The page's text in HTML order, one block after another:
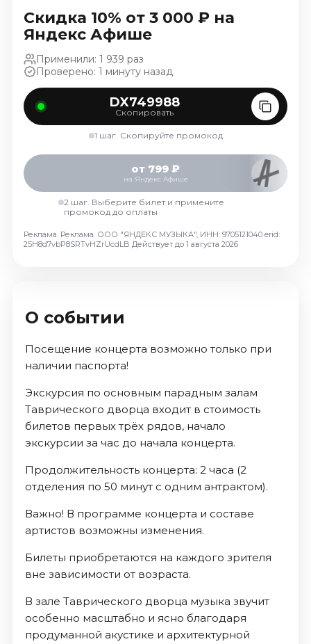
Декабрь 2026
Спорт
Август 2026
Сентябрь 2026
Декабрь 2026
Август 2026
Сентябрь 2026
Октябрь 2026
Ноябрь 2026
Декабрь 2026
Скидка 10% от 3 000 ₽ на
Яндекс Афише
Применили: 1 939 раз
Проверено: 1 минуту назад
DX749988
Скопировать
1 шаг. Скопируйте промокод
от 799 ₽
на Яндекс Афише
2 шаг. Выберите билет и примените
промокод до оплаты
Реклама. Реклама. ООО "ЯНДЕКС МУЗЫКА", ИНН: 9705121040 erid:
25H8d7vbP8SRTvHZrUcdLB Действует до 1 августа 2026
О событии
Посещение концерта возможно только при
наличии паспорта!
Экскурсия по основным парадным залам
Таврического дворца входит в стоимость
билетов первых трёх рядов, начало
экскурсии за час до начала концерта.
Продолжительность концерта: 2 часа (2
отделения по 50 минут с одним антрактом).
Важно! В программе концерта и составе
артистов возможны изменения.
Билеты приобретаются на каждого зрителя
вне зависимости от возраста.
В зале Таврического дворца музыка звучит
особенно масштабно и ясно благодаря
продуманной акустике и архитектурной